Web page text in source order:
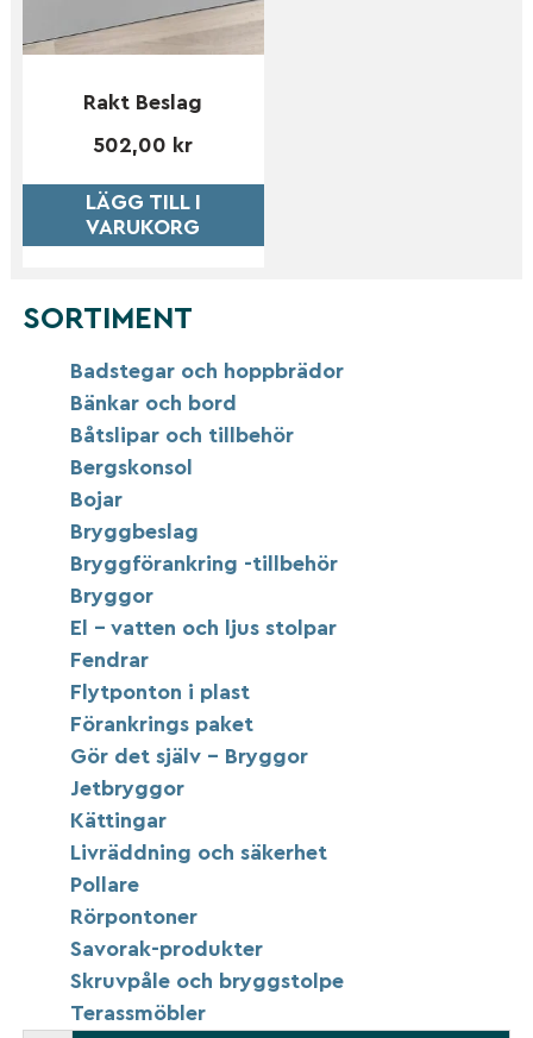
SORTIMENT
Badstegar och hoppbrädor
Bänkar och bord
Båtslipar och tillbehör
Bergskonsol
Bojar
Bryggbeslag
Bryggförankring -tillbehör
Bryggor
El – vatten och ljus stolpar
Fendrar
Flytponton i plast
Förankrings paket
Gör det själv – Bryggor
Jetbryggor
Kättingar
Livräddning och säkerhet
Pollare
Rörpontoner
Savorak-produkter
Skruvpåle och bryggstolpe
Terassmöbler
Rakt Beslag
502,00 kr
LÄGG TILL I
VARUKORG